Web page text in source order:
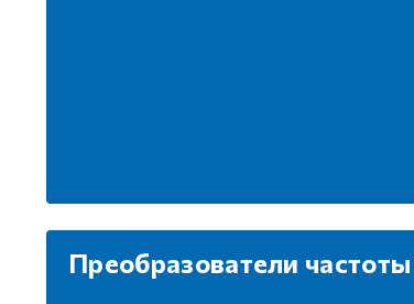
Преобразователи частоты